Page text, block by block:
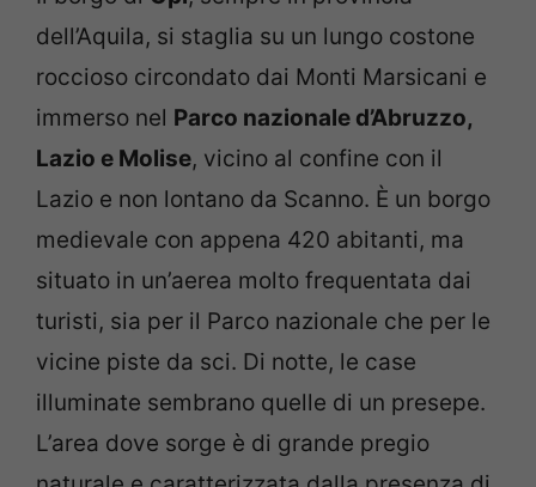
dell’Aquila, si staglia su un lungo costone
roccioso circondato dai Monti Marsicani e
immerso nel Parco nazionale d’Abruzzo,
Lazio e Molise, vicino al confine con il
Lazio e non lontano da Scanno. È un borgo
medievale con appena 420 abitanti, ma
situato in un’aerea molto frequentata dai
turisti, sia per il Parco nazionale che per le
vicine piste da sci. Di notte, le case
illuminate sembrano quelle di un presepe.
L’area dove sorge è di grande pregio